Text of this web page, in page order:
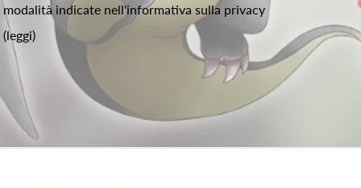
modalità indicate nell'informativa sulla privacy
(leggi)